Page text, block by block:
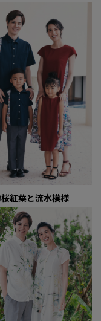
紅葉と流水模様